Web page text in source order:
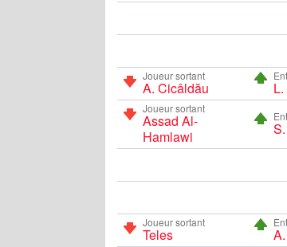
Joueur sortant
A. Cicâldău
Joueur sortant
Assad Al-
Hamlawi
Joueur sortant
Teles